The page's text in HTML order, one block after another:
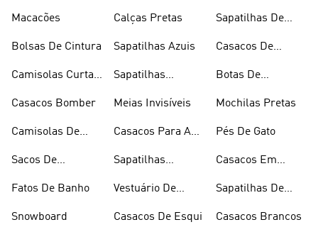
Macacões
Bolsas De Cintura
Camisolas Curtas
Casacos Bomber
Camisolas De
Sacos De
Fatos De Banho
Snowboard
Calças Pretas
Sapatilhas Azuis
Sapatilhas
Meias Invisíveis
Casacos Para A
Sapatilhas
Vestuário De
Casacos De Esqui
Sapatilhas De
Casacos De
Botas De
Mochilas Pretas
Pés De Gato
Casacos Em
Sapatilhas De
Casacos Brancos